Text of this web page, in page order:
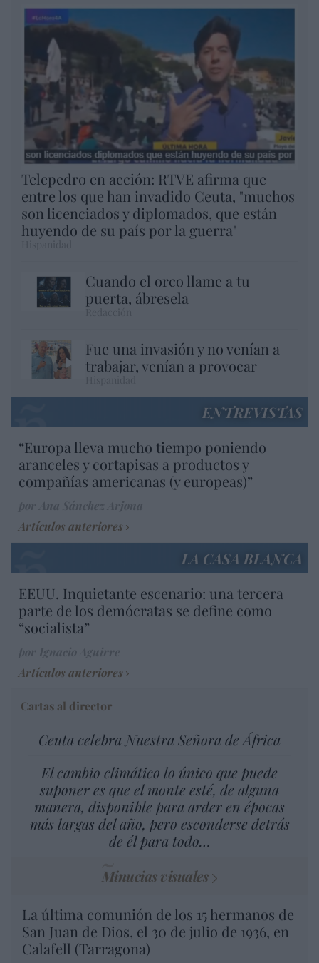
Telepedro en acción: RTVE afirma que
entre los que han invadido Ceuta, "muchos
son licenciados y diplomados, que están
huyendo de su país por la guerra"
Cuando el orco llame a tu
puerta, ábresela
Fue una invasión y no venían a
trabajar, venían a provocar
ENTREVISTAS
“Europa lleva mucho tiempo poniendo
aranceles y cortapisas a productos y
compañías americanas (y europeas)”
Artículos anteriores
LA CASA BLANCA
EEUU. Inquietante escenario: una tercera
parte de los demócratas se define como
“socialista”
Artículos anteriores
Cartas al director
Ceuta celebra Nuestra Señora de África
El cambio climático lo único que puede
suponer es que el monte esté, de alguna
manera, disponible para arder en épocas
más largas del año, pero esconderse detrás
de él para todo…
Minucias visuales
La última comunión de los 15 hermanos de
San Juan de Dios, el 30 de julio de 1936, en
Calafell (Tarragona)